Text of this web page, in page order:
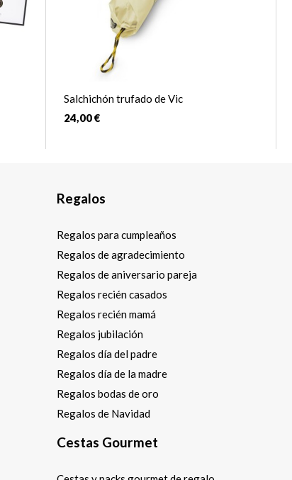
Salchichón trufado de Vic
24,00 €
Regalos
Regalos para cumpleaños
Regalos de agradecimiento
Regalos de aniversario pareja
Regalos recién casados
Regalos recién mamá
Regalos jubilación
Regalos día del padre
Regalos día de la madre
Regalos bodas de oro
Regalos de Navidad
Cestas Gourmet